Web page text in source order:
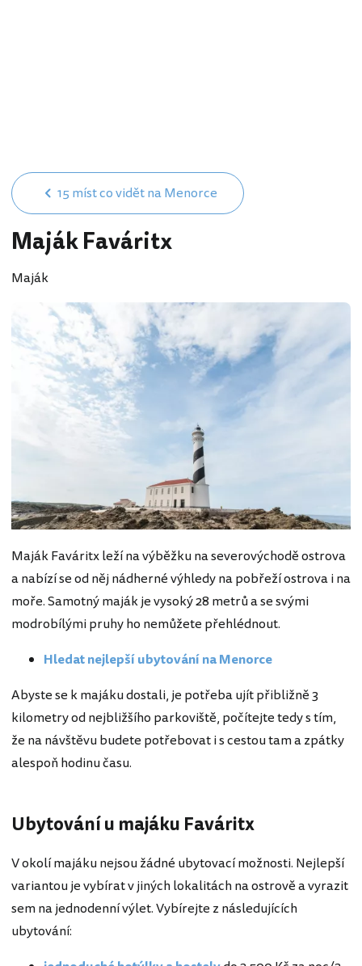
15 míst co vidět na Menorce
Maják Faváritx
Maják
Maják Faváritx leží na výběžku na severovýchodě ostrova
a nabízí se od něj nádherné výhledy na pobřeží ostrova i na
moře. Samotný maják je vysoký 28 metrů a se svými
modrobílými pruhy ho nemůžete přehlédnout.
Hledat nejlepší ubytování na Menorce
Abyste se k majáku dostali, je potřeba ujít přibližně 3
kilometry od nejbližšího parkoviště, počítejte tedy s tím,
že na návštěvu budete potřebovat i s cestou tam a zpátky
alespoň hodinu času.
Ubytování u majáku Faváritx
V okolí majáku nejsou žádné ubytovací možnosti. Nejlepší
variantou je vybírat v jiných lokalitách na ostrově a vyrazit
sem na jednodenní výlet. Vybírejte z následujících
ubytování: